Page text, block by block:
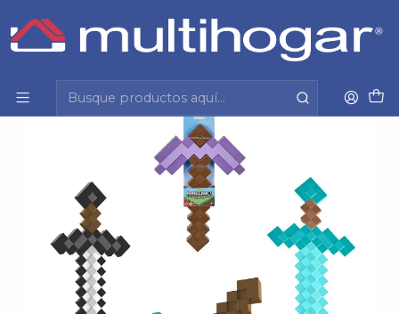
Inicio Jugueteria
Minecraft
Minecraft Vanilla Basic Role Play Asst Mattel Hff59